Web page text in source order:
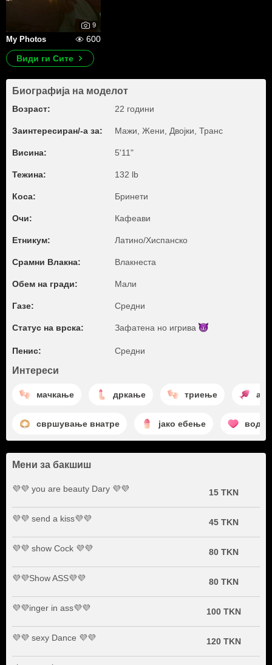
9
My Photos
600
Види ги Сите
Биографија на моделот
Возраст: 22 години
Заинтересиран/-а за: Мажи, Жени, Двојки, Транс
Висина: 5'11"
Тежина: 132 lb
Коса: Бринети
Очи: Кафеави
Етникум: Латино/Хиспанско
Срамни Влакна: Влакнеста
Обем на гради: Мали
Газе: Средни
Статус на врска: Зафатена но игрива
Пенис: Средни
Интереси
мачкање дркање триење
свршување внатре јако ебење
Мени за бакшиш
💜💜 you are beauty Dary 💜💜 15 TKN
💜💜 send a kiss💜💜 45 TKN
💜💜 show Cock 💜💜 80 TKN
💜💜Show ASS💜💜 80 TKN
💜💜inger in ass💜💜 100 TKN
💜💜 sexy Dance 💜💜 120 TKN